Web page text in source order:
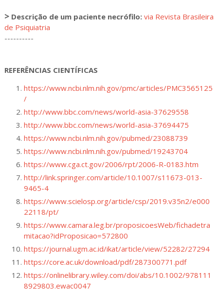
> Descrição de um paciente necrófilo: via Revista Brasileira
de Psiquiatria
----------
REFERÊNCIAS CIENTÍFICAS
https://www.ncbi.nlm.nih.gov/pmc/articles/PMC3565125
/
http://www.bbc.com/news/world-asia-37629558
http://www.bbc.com/news/world-asia-37694475
https://www.ncbi.nlm.nih.gov/pubmed/23088739
https://www.ncbi.nlm.nih.gov/pubmed/19243704
https://www.cga.ct.gov/2006/rpt/2006-R-0183.htm
http://link.springer.com/article/10.1007/s11673-013-
9465-4
https://www.scielosp.org/article/csp/2019.v35n2/e000
22118/pt/
https://www.camara.leg.br/proposicoesWeb/fichadetra
mitacao?idProposicao=572800
https://journal.ugm.ac.id/ikat/article/view/52282/27294
https://core.ac.uk/download/pdf/287300771.pdf
https://onlinelibrary.wiley.com/doi/abs/10.1002/978111
8929803.ewac0047